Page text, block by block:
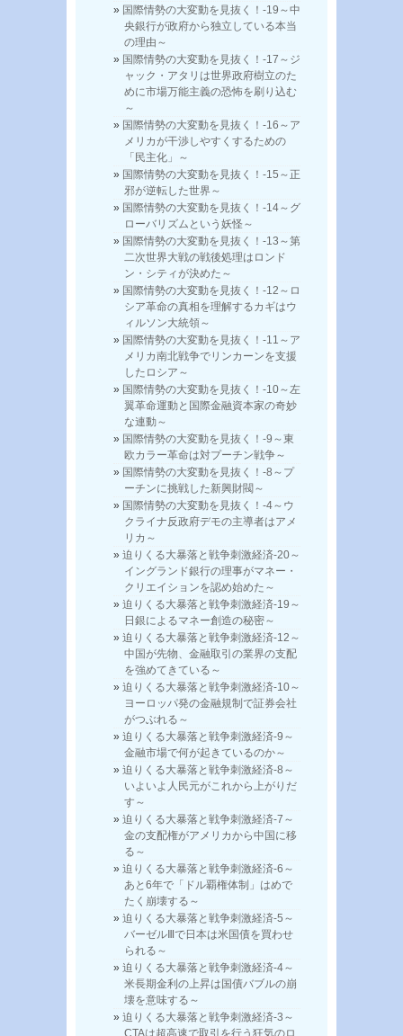
国際情勢の大変動を見抜く！-19～中
央銀行が政府から独立している本当
の理由～
国際情勢の大変動を見抜く！-17～ジ
ャック・アタリは世界政府樹立のた
めに市場万能主義の恐怖を刷り込む
～
国際情勢の大変動を見抜く！-16～ア
メリカが干渉しやすくするための
「民主化」～
国際情勢の大変動を見抜く！-15～正
邪が逆転した世界～
国際情勢の大変動を見抜く！-14～グ
ローバリズムという妖怪～
国際情勢の大変動を見抜く！-13～第
二次世界大戦の戦後処理はロンド
ン・シティが決めた～
国際情勢の大変動を見抜く！-12～ロ
シア革命の真相を理解するカギはウ
ィルソン大統領～
国際情勢の大変動を見抜く！-11～ア
メリカ南北戦争でリンカーンを支援
したロシア～
国際情勢の大変動を見抜く！-10～左
翼革命運動と国際金融資本家の奇妙
な連動～
国際情勢の大変動を見抜く！-9～東
欧カラー革命は対プーチン戦争～
国際情勢の大変動を見抜く！-8～プ
ーチンに挑戦した新興財閥～
国際情勢の大変動を見抜く！-4～ウ
クライナ反政府デモの主導者はアメ
リカ～
迫りくる大暴落と戦争刺激経済-20～
イングランド銀行の理事がマネー・
クリエイションを認め始めた～
迫りくる大暴落と戦争刺激経済-19～
日銀によるマネー創造の秘密～
迫りくる大暴落と戦争刺激経済-12～
中国が先物、金融取引の業界の支配
を強めてきている～
迫りくる大暴落と戦争刺激経済-10～
ヨーロッパ発の金融規制で証券会社
がつぶれる～
迫りくる大暴落と戦争刺激経済-9～
金融市場で何が起きているのか～
迫りくる大暴落と戦争刺激経済-8～
いよいよ人民元がこれから上がりだ
す～
迫りくる大暴落と戦争刺激経済-7～
金の支配権がアメリカから中国に移
る～
迫りくる大暴落と戦争刺激経済-6～
あと6年で「ドル覇権体制」はめで
たく崩壊する～
迫りくる大暴落と戦争刺激経済-5～
バーゼルⅢで日本は米国債を買わせ
られる～
迫りくる大暴落と戦争刺激経済-4～
米長期金利の上昇は国債バブルの崩
壊を意味する～
迫りくる大暴落と戦争刺激経済-3～
CTAは超高速で取引を行う狂気のロ